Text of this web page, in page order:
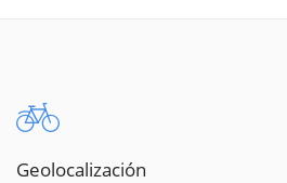
Geolocalización